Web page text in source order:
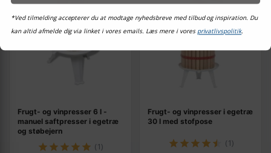
Frugt- og vinpresser 6 l -
manuel saftpresser i egetræ
og støbejern
(1)
Frugt- og vinpresser i egetræ
30 l med stofpose
(1)
*Ved tilmelding accepterer du at modtage nyhedsbreve med tilbud og inspiration. Du
kan altid afmelde dig via linket i vores emails. Læs mere i vores privatlivspolitik.